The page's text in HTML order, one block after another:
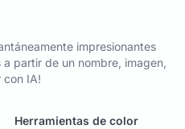
impresionantes
partir de un nombre, imagen,
con IA!
Herramientas de color